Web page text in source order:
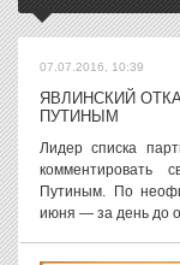
07.07.2016, 10:39
ЯВЛИНСКИЙ
ПУТИНЫМ
Лидер списка
комментировать
Путиным. По
июня — за день до